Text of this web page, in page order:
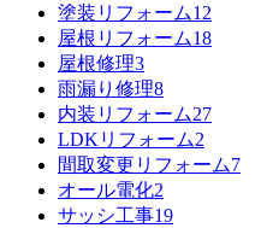
塗装リフォーム12
屋根リフォーム18
屋根修理3
雨漏り修理8
内装リフォーム27
LDKリフォーム2
間取変更リフォーム7
オール電化2
サッシ工事19